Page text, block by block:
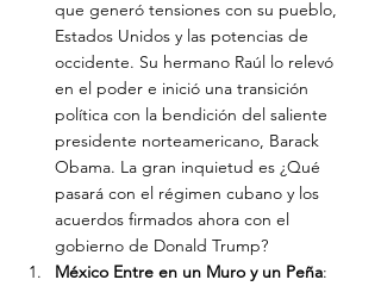
que generó tensiones con su pueblo,
Estados Unidos y las potencias de
occidente. Su hermano Raúl lo relevó
en el poder e inició una transición
política con la bendición del saliente
presidente norteamericano, Barack
Obama. La gran inquietud es ¿Qué
pasará con el régimen cubano y los
acuerdos firmados ahora con el
gobierno de Donald Trump?
México Entre en un Muro y un Peña: